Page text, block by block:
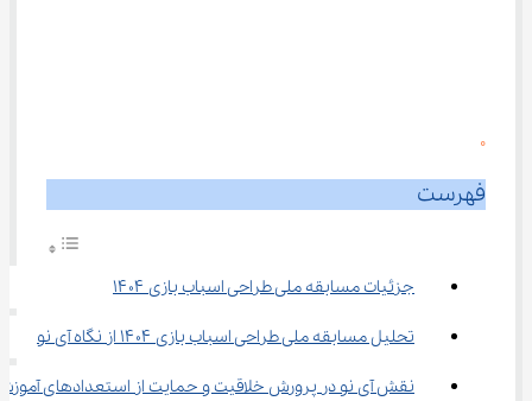
0
فهرست
جزئیات مسابقه ملی طراحی اسباب‌ بازی ۱۴۰۴
تحلیل مسابقه ملی طراحی اسباب ‌بازی ۱۴۰۴ از نگاه آی نو
نقش آی نو در پرورش خلاقیت و حمایت از استعدادهای